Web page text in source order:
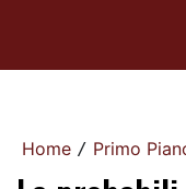
Home / Primo